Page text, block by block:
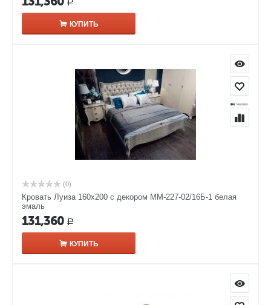
Р
КУПИТЬ
(0)
Кровать Луиза 160х200 с декором ММ-227-02/16Б-1 белая
эмаль
131,360 Р
КУПИТЬ